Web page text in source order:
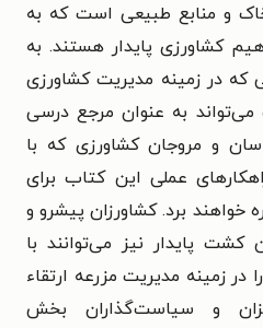
و منابع طبیعی است که به
کشاورزی پایدار هستند. به
که در زمینه مدیریت کشاورزی
به عنوان مرجع درسی
و مروجان کشاورزی که با
عملی این کتاب برای
خواهند برد. کشاورزان پیشرو و
پایدار نیز می‌توانند با
در زمینه مدیریت مزرعه ارتقاء
و سیاست‌گذاران بخش